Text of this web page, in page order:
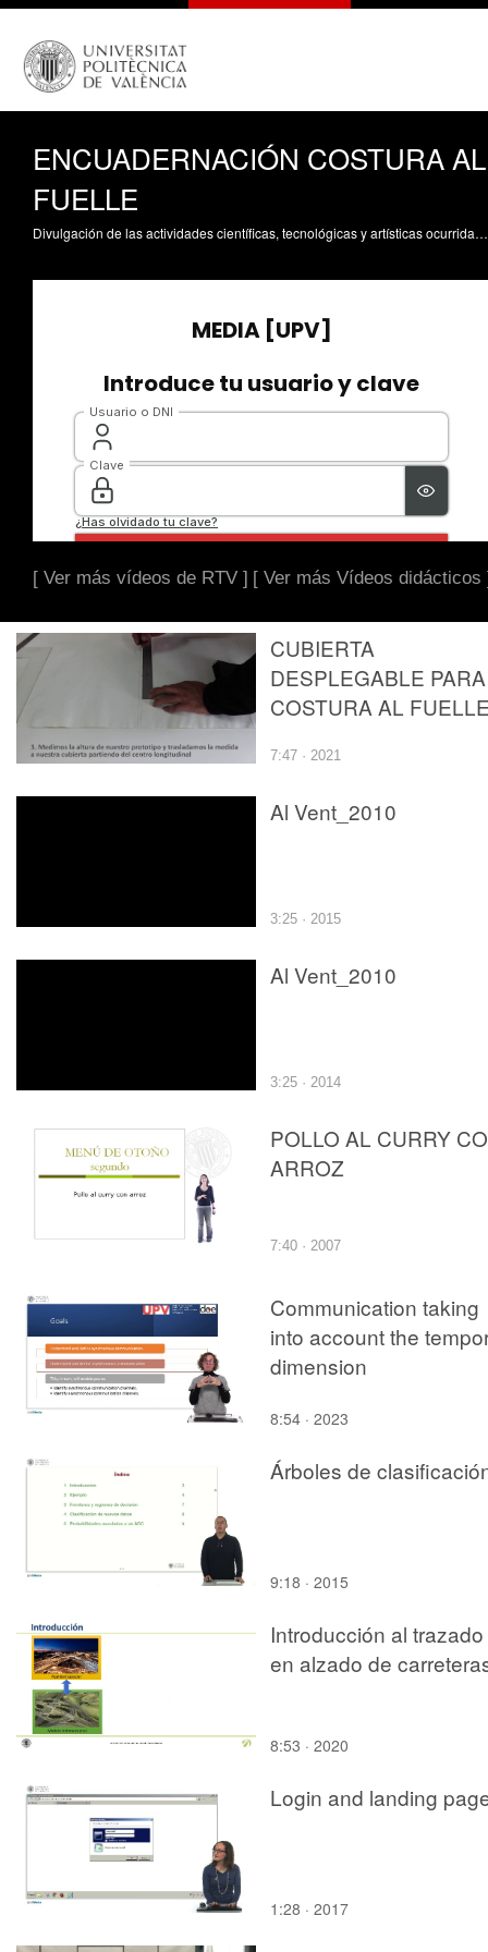
ENCUADERNACIÓN COSTURA AL
FUELLE
Divulgación de las actividades científicas, tecnológicas y artísticas ocurridas en los tres campus de la UPV
[ Ver más vídeos de RTV ] [ Ver más Vídeos didácticos
CUBIERTA
DESPLEGABLE PARA
COSTURA AL
7:47 · 2021
Al Vent_2010
3:25 · 2015
Al Vent_2010
3:25 · 2014
POLLO AL CURRY
ARROZ
7:40 · 2007
Communication taking
into account the
dimension
8:54 · 2023
Árboles de
9:18 · 2015
Introducción al trazado
en alzado de
8:53 · 2020
Login and landing
1:28 · 2017